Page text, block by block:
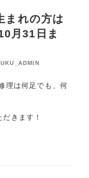
まれの方は
月31日ま
理は何足でも、何
きます！